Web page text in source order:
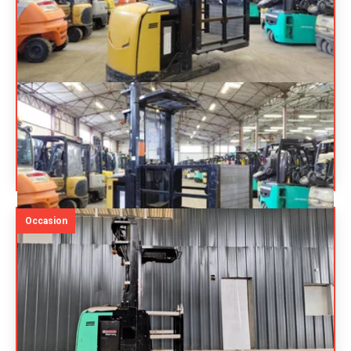
Préparateur de commandes à nacelle
élevable
CATERPILLAR
NOH10N
Référence 19149
Énergie Électrique
Prix sur
demande
Occasion